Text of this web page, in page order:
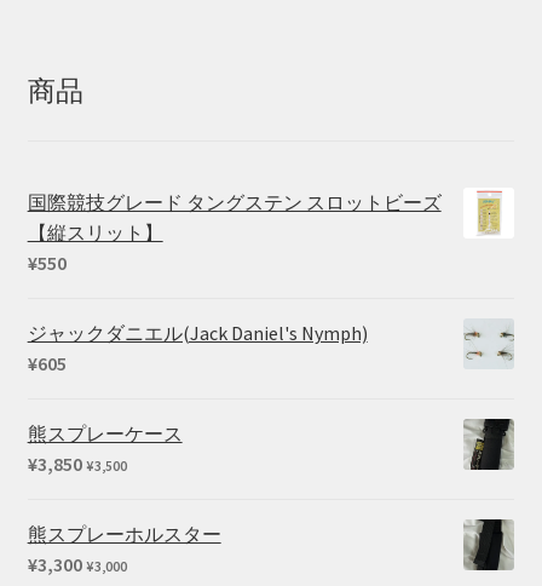
商品
国際競技グレード タングステン スロットビーズ
【縦スリット】
¥550
ジャックダニエル(Jack Daniel's Nymph)
¥605
熊スプレーケース
¥3,850 ¥3,500
熊スプレーホルスター
¥3,300 ¥3,000